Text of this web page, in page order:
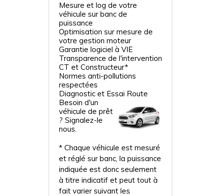
Mesure et log de votre
véhicule sur banc de
puissance
Optimisation sur mesure de
votre gestion moteur
Garantie logiciel à VIE
Transparence de l'intervention
CT et Constructeur*
Normes anti-pollutions
respectées
Diagnostic et Essai Route
Besoin d'un
véhicule de prêt
? Signalez-le
nous.
* Chaque véhicule est mesuré
et réglé sur banc, la puissance
indiquée est donc seulement
à titre indicatif et peut tout à
fait varier suivant les